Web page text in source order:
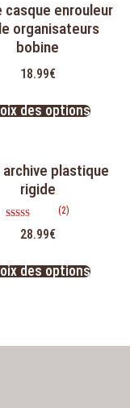
casque enrouleur
organisateurs
bobine
18.99€
des options
plastique
rigide
5.00
(2)
28.99€
des options